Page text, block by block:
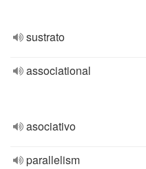
sustrato
associational
asociativo
parallelism